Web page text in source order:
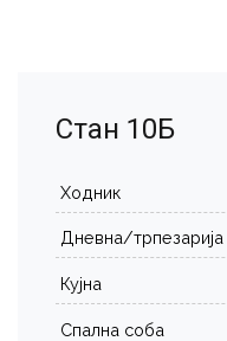
Стан 10Б
Ходник
Дневна/трпезарија
Кујна
Спална соба